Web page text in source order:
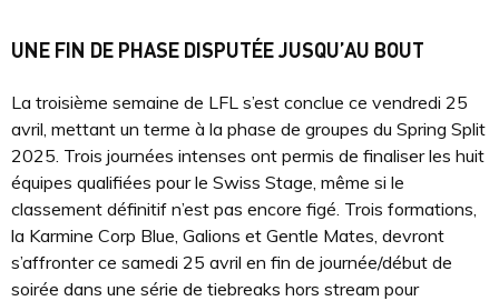
UNE FIN DE PHASE DISPUTÉE JUSQU’AU BOUT
La troisième semaine de LFL s’est conclue ce vendredi 25
avril, mettant un terme à la phase de groupes du Spring Split
2025. Trois journées intenses ont permis de finaliser les huit
équipes qualifiées pour le Swiss Stage, même si le
classement définitif n’est pas encore figé. Trois formations,
la Karmine Corp Blue, Galions et Gentle Mates, devront
s’affronter ce samedi 25 avril en fin de journée/début de
soirée dans une série de tiebreaks hors stream pour